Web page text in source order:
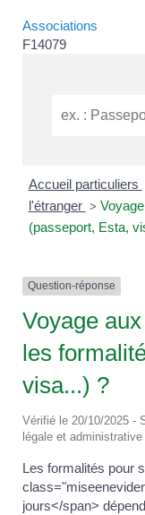
Associations
F14079
Accueil particuliers
l'étranger >
(passeport, Esta,
Question-réponse
Voyage
les
visa...) ?
Vérifié le 20/10/2025 -
légale et
Les formalités pour
jours</span>